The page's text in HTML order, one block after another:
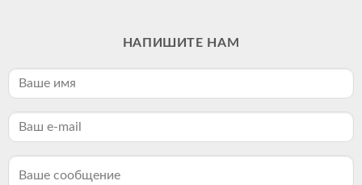
НАПИШИТЕ НАМ